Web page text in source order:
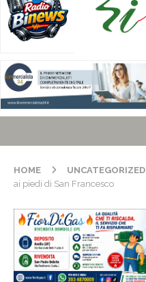
HOME UNCATEGORIZED
ai piedi di San Francesco